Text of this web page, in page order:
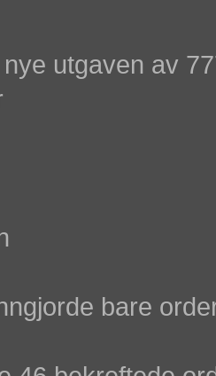
utgaven av
bare